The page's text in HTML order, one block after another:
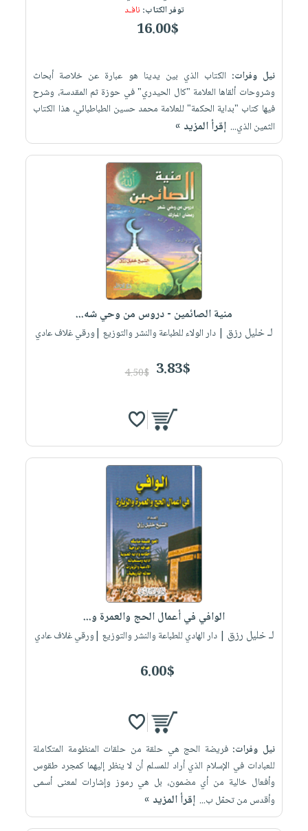
توفر الكتاب: نافـد
16.00$
نيل وفرات: الكتاب الذي بين يدينا هو عبارة عن خلاصة أبحاث
وشروحات ألقاها العلامة "كال الحيدري" في حوزة ثم المقدسة، وشرح
فيها كتاب "بداية الحكمة" للعلامة محمد حسين الطباطبائي، هذا الكتاب
الثمين الذي... إقرأ المزيد »
منية الصائمين - دروس من وحي شه...
لـ خليل رزق | دار الولاء للطباعة والنشر والتوزيع |ورقي غلاف عادي
3.83$
4.50$
الوافي في أعمال الحج والعمرة و...
لـ خليل رزق | دار الهادي للطباعة والنشر والتوزيع |ورقي غلاف عادي
6.00$
نيل وفرات:فريضة الحج هي حلقة من حلقات المنظومة المتكاملة
للعبادات في الإسلام الذي أراد للمسلم أن لا ينظر إليهما كمجرد طقوس
وأفعال خالية من أي مضمون، بل هي رموز وإشارات لمعنى أسمى
وأقدس من تحمّل ب... إقرأ المزيد »